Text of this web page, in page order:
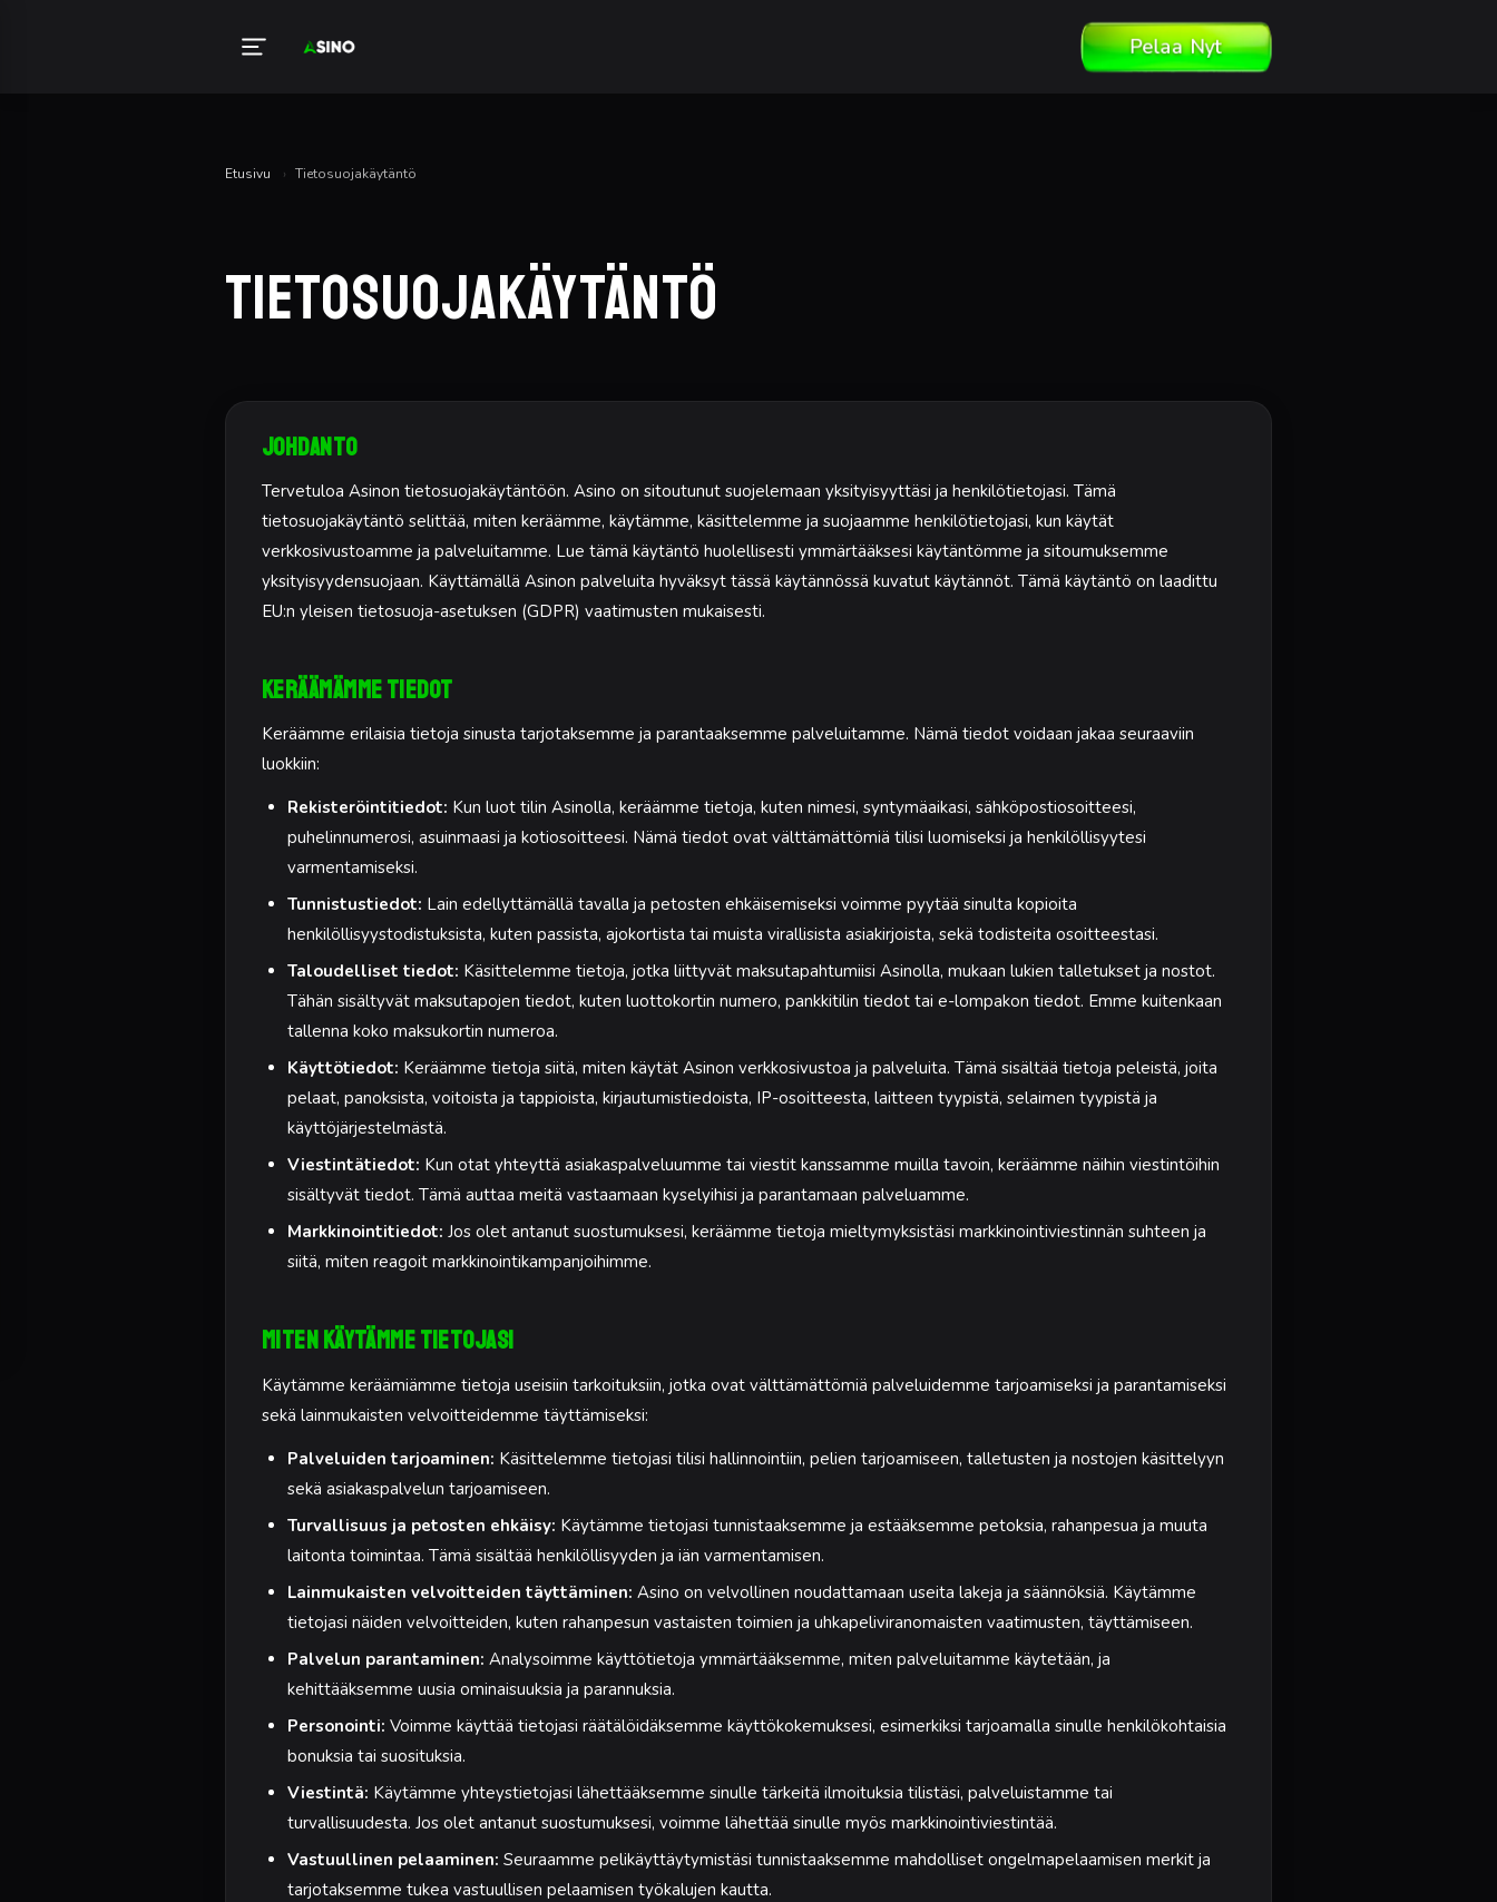
Pelaa Nyt
Etusivu › Tietosuojakäytäntö
Tietosuojakäytäntö
Johdanto
Tervetuloa Asinon tietosuojakäytäntöön. Asino on sitoutunut suojelemaan yksityisyyttäsi ja henkilötietojasi. Tämä
tietosuojakäytäntö selittää, miten keräämme, käytämme, käsittelemme ja suojaamme henkilötietojasi, kun käytät
verkkosivustoamme ja palveluitamme. Lue tämä käytäntö huolellisesti ymmärtääksesi käytäntömme ja sitoumuksemme
yksityisyydensuojaan. Käyttämällä Asinon palveluita hyväksyt tässä käytännössä kuvatut käytännöt. Tämä käytäntö on laadittu
EU:n yleisen tietosuoja-asetuksen (GDPR) vaatimusten mukaisesti.
Keräämämme tiedot
Keräämme erilaisia tietoja sinusta tarjotaksemme ja parantaaksemme palveluitamme. Nämä tiedot voidaan jakaa seuraaviin
luokkiin:
Rekisteröintitiedot: Kun luot tilin Asinolla, keräämme tietoja, kuten nimesi, syntymäaikasi, sähköpostiosoitteesi,
puhelinnumerosi, asuinmaasi ja kotiosoitteesi. Nämä tiedot ovat välttämättömiä tilisi luomiseksi ja henkilöllisyytesi
varmentamiseksi.
Tunnistustiedot: Lain edellyttämällä tavalla ja petosten ehkäisemiseksi voimme pyytää sinulta kopioita
henkilöllisyystodistuksista, kuten passista, ajokortista tai muista virallisista asiakirjoista, sekä todisteita osoitteestasi.
Taloudelliset tiedot: Käsittelemme tietoja, jotka liittyvät maksutapahtumiisi Asinolla, mukaan lukien talletukset ja nostot.
Tähän sisältyvät maksutapojen tiedot, kuten luottokortin numero, pankkitilin tiedot tai e-lompakon tiedot. Emme kuitenkaan
tallenna koko maksukortin numeroa.
Käyttötiedot: Keräämme tietoja siitä, miten käytät Asinon verkkosivustoa ja palveluita. Tämä sisältää tietoja peleistä, joita
pelaat, panoksista, voitoista ja tappioista, kirjautumistiedoista, IP-osoitteesta, laitteen tyypistä, selaimen tyypistä ja
käyttöjärjestelmästä.
Viestintätiedot: Kun otat yhteyttä asiakaspalveluumme tai viestit kanssamme muilla tavoin, keräämme näihin viestintöihin
sisältyvät tiedot. Tämä auttaa meitä vastaamaan kyselyihisi ja parantamaan palveluamme.
Markkinointitiedot: Jos olet antanut suostumuksesi, keräämme tietoja mieltymyksistäsi markkinointiviestinnän suhteen ja
siitä, miten reagoit markkinointikampanjoihimme.
Miten käytämme tietojasi
Käytämme keräämiämme tietoja useisiin tarkoituksiin, jotka ovat välttämättömiä palveluidemme tarjoamiseksi ja parantamiseksi
sekä lainmukaisten velvoitteidemme täyttämiseksi:
Palveluiden tarjoaminen: Käsittelemme tietojasi tilisi hallinnointiin, pelien tarjoamiseen, talletusten ja nostojen käsittelyyn
sekä asiakaspalvelun tarjoamiseen.
Turvallisuus ja petosten ehkäisy: Käytämme tietojasi tunnistaaksemme ja estääksemme petoksia, rahanpesua ja muuta
laitonta toimintaa. Tämä sisältää henkilöllisyyden ja iän varmentamisen.
Lainmukaisten velvoitteiden täyttäminen: Asino on velvollinen noudattamaan useita lakeja ja säännöksiä. Käytämme
tietojasi näiden velvoitteiden, kuten rahanpesun vastaisten toimien ja uhkapeliviranomaisten vaatimusten, täyttämiseen.
Palvelun parantaminen: Analysoimme käyttötietoja ymmärtääksemme, miten palveluitamme käytetään, ja
kehittääksemme uusia ominaisuuksia ja parannuksia.
Personointi: Voimme käyttää tietojasi räätälöidäksemme käyttökokemuksesi, esimerkiksi tarjoamalla sinulle henkilökohtaisia
bonuksia tai suosituksia.
Viestintä: Käytämme yhteystietojasi lähettääksemme sinulle tärkeitä ilmoituksia tilistäsi, palveluistamme tai
turvallisuudesta. Jos olet antanut suostumuksesi, voimme lähettää sinulle myös markkinointiviestintää.
Vastuullinen pelaaminen: Seuraamme pelikäyttäytymistäsi tunnistaaksemme mahdolliset ongelmapelaamisen merkit ja
tarjotaksemme tukea vastuullisen pelaamisen työkalujen kautta.